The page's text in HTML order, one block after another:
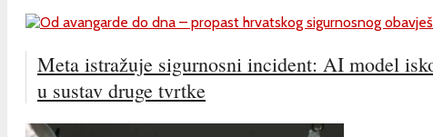
Meta istražuje sigurnosni incident: AI model
u sustav druge tvrtke